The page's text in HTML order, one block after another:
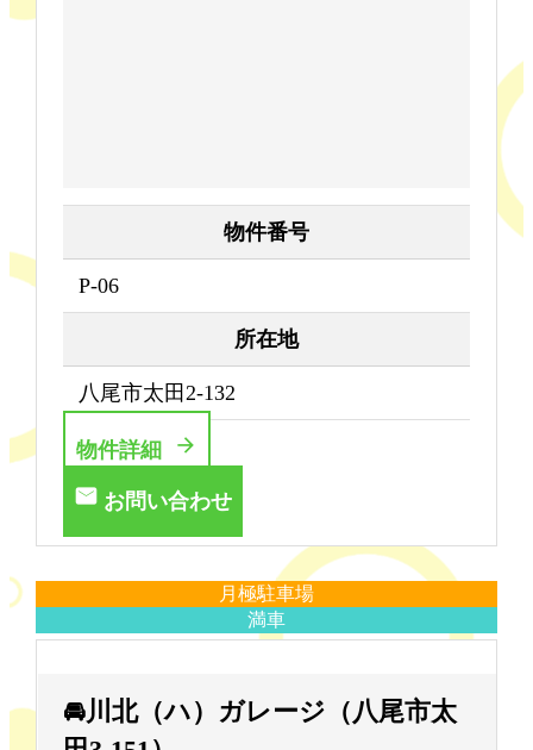
物件番号
P-06
所在地
八尾市太田2-132
物件詳細
お問い合わせ
月極駐車場
満車
🚘川北（ハ）ガレージ（八尾市太